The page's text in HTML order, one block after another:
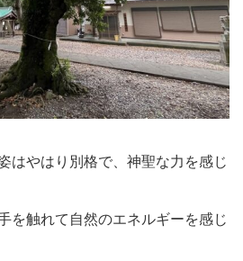
はやはり別格で、神聖な力を感じ
を触れて自然のエネルギーを感じ